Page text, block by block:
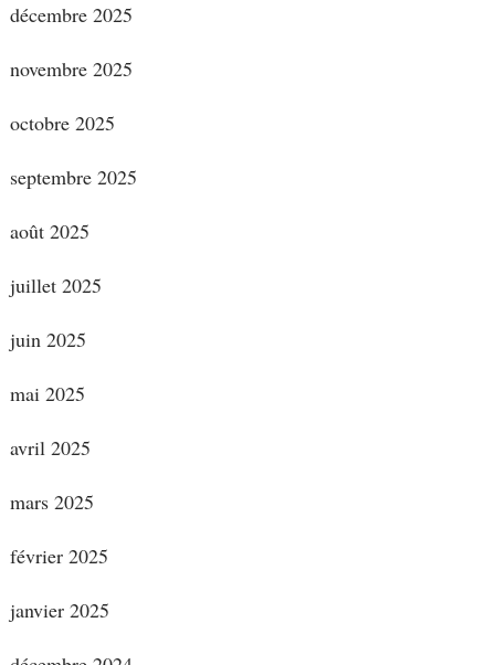
décembre 2025
novembre 2025
octobre 2025
septembre 2025
août 2025
juillet 2025
juin 2025
mai 2025
avril 2025
mars 2025
février 2025
janvier 2025